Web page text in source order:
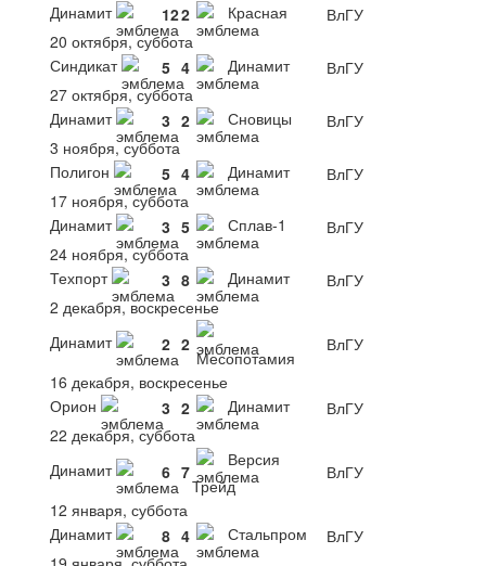
Динамит
122 Красная
ВлГУ
20 октября, суббота
Синдикат
5 4 Динамит
ВлГУ
27 октября, суббота
Динамит
3 2 Сновицы
ВлГУ
3 ноября, суббота
Полигон
5 4 Динамит
ВлГУ
17 ноября, суббота
Динамит
3 5 Сплав-1
ВлГУ
24 ноября, суббота
Техпорт
3 8 Динамит
ВлГУ
2 декабря, воскресенье
Динамит
2 2
Месопотамия
ВлГУ
16 декабря, воскресенье
Орион
3 2 Динамит
ВлГУ
22 декабря, суббота
Динамит
6 7
Версия
Трейд
ВлГУ
12 января, суббота
Динамит
8 4 Стальпром
ВлГУ